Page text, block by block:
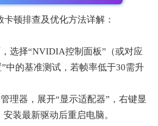
顿排查及优化方法详解：
选择“NVIDIA控制面板”（或对应
中的基准测试，若帧率低于30需升
理器，展开“显示适配器”，右键显
装最新驱动后重启电脑。